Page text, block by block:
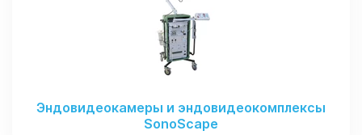
Эндовидеокамеры и эндовидеокомплексы
SonoScape